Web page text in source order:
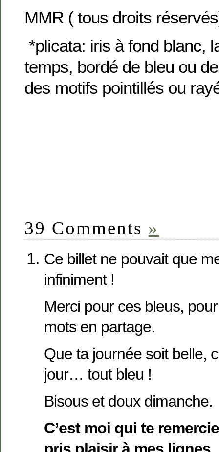
MMR ( tous droits
*plicata: iris à fond blanc,
temps, bordé de bleu ou
des motifs pointillés ou
39 Comments »
Ce billet ne pouvait que
infiniment !
Merci pour ces bleus,
mots en partage.
Que ta journée soit belle,
jour… tout bleu !
Bisous et doux dimanche.
C’est moi qui te